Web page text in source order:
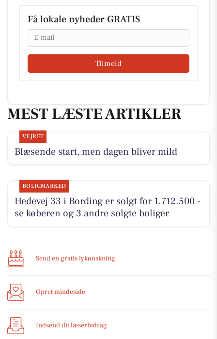
Få lokale nyheder GRATIS
Email
Tilmeld
MEST LÆSTE ARTIKLER
VEJRET
Blæsende start, men dagen bliver mild
BOLIGMARKED
Hedevej 33 i Bording er solgt for 1.712.500 -
se køberen og 3 andre solgte boliger
Send en gratis lykønskning
Opret mindeside
Indsend dit læserbidrag